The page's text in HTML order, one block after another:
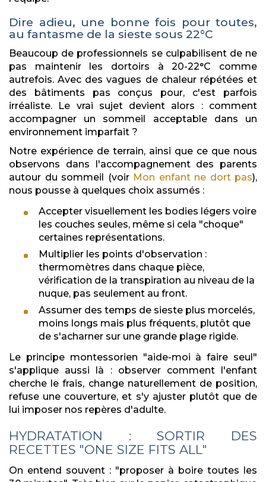
Dire adieu, une bonne fois pour toutes,
au fantasme de la sieste sous 22°C
Beaucoup de professionnels se culpabilisent de ne
pas maintenir les dortoirs à 20-22°C comme
autrefois. Avec des vagues de chaleur répétées et
des bâtiments pas conçus pour, c'est parfois
irréaliste. Le vrai sujet devient alors : comment
accompagner un sommeil acceptable dans un
environnement imparfait ?
Notre expérience de terrain, ainsi que ce que nous
observons dans l'accompagnement des parents
autour du sommeil (voir Mon enfant ne dort pas),
nous pousse à quelques choix assumés :
Accepter visuellement les bodies légers voire
les couches seules, même si cela "choque"
certaines représentations.
Multiplier les points d'observation :
thermomètres dans chaque pièce,
vérification de la transpiration au niveau de la
nuque, pas seulement au front.
Assumer des temps de sieste plus morcelés,
moins longs mais plus fréquents, plutôt que
de s'acharner sur une grande plage rigide.
Le principe montessorien "aide-moi à faire seul"
s'applique aussi là : observer comment l'enfant
cherche le frais, change naturellement de position,
refuse une couverture, et s'y ajuster plutôt que de
lui imposer nos repères d'adulte.
HYDRATATION : SORTIR DES
RECETTES "ONE SIZE FITS ALL"
On entend souvent : "proposer à boire toutes les